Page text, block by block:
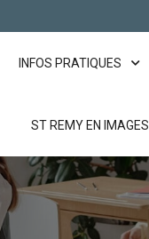
INFOS PRATIQUES
ST REMY EN IMAGES